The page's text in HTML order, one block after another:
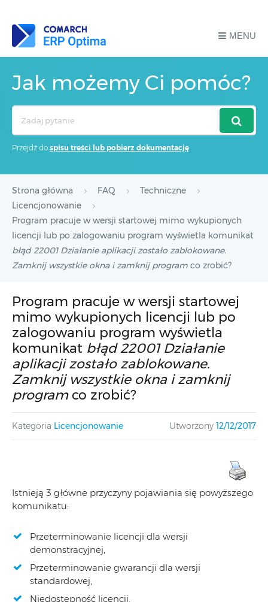
MENU
Jak możemy Ci pomóc?
Przejdź do spisu treści lub pobierz dokumentację
Strona główna FAQ
Techniczne
Licencjonowanie
Program pracuje w wersji startowej mimo wykupionych
licencji lub po zalogowaniu program wyświetla komunikat
błąd 22001 Działanie aplikacji zostało zablokowane.
Zamknij wszystkie okna i zamknij program co zrobić?
Program pracuje w wersji startowej
mimo wykupionych licencji lub po
zalogowaniu program wyświetla
komunikat błąd 22001 Działanie
aplikacji zostało zablokowane.
Zamknij wszystkie okna i zamknij
programco zrobić?
Kategoria Licencjonowanie Utworzony 12/12/2017
Istnieją 3 główne przyczyny pojawiania się powyższego
komunikatu:
Przeterminowanie licencji dla wersji
demonstracyjnej,
Przeterminowanie gwarancji dla wersji
standardowej,
Niedostępność licencji.